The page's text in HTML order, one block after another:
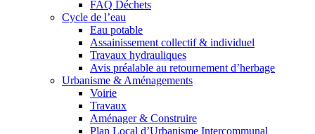
FAQ Déchets
Cycle de l’eau
Eau potable
Assainissement collectif & individuel
Travaux hydrauliques
Avis préalable au retournement d’herbage
Urbanisme & Aménagements
Voirie
Travaux
Aménager & Construire
Plan Local d’Urbanisme Intercommunal